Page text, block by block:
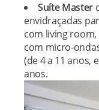
Suíte Master
envidraçadas
com living
com micro-
(de 4 a 11 anos,
anos.